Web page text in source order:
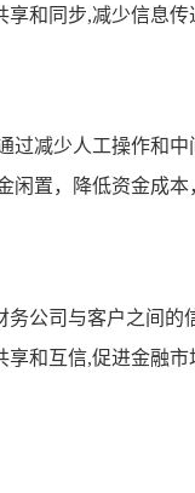
和同步,减少信息
过减少人工操作和
闲置，降低资金成
公司与客户之间
和互信,促进金融